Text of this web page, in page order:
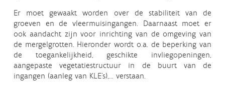
Er moet gewaakt worden over de stabiliteit van de
groeven en de vleermuisingangen. Daarnaast moet er
ook aandacht zijn voor inrichting van de omgeving van
de mergelgrotten. Hieronder wordt o.a. de beperking van
de toegankelijkheid, geschikte invliegopeningen,
aangepaste vegetatiestructuur in de buurt van de
ingangen (aanleg van KLE’s),… verstaan.